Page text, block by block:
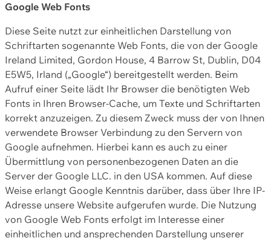
Google Web Fonts
Diese Seite nutzt zur einheitlichen Darstellung von
Schriftarten sogenannte Web Fonts, die von der Google
Ireland Limited, Gordon House, 4 Barrow St, Dublin, D04
E5W5, Irland („Google“) bereitgestellt werden. Beim
Aufruf einer Seite lädt Ihr Browser die benötigten Web
Fonts in Ihren Browser-Cache, um Texte und Schriftarten
korrekt anzuzeigen. Zu diesem Zweck muss der von Ihnen
verwendete Browser Verbindung zu den Servern von
Google aufnehmen. Hierbei kann es auch zu einer
Übermittlung von personenbezogenen Daten an die
Server der Google LLC. in den USA kommen. Auf diese
Weise erlangt Google Kenntnis darüber, dass über Ihre IP-
Adresse unsere Website aufgerufen wurde. Die Nutzung
von Google Web Fonts erfolgt im Interesse einer
einheitlichen und ansprechenden Darstellung unserer